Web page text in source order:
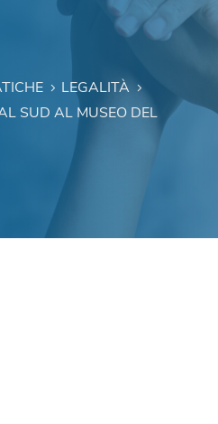
LEGALITÀ
SUD AL MUSEO DEL